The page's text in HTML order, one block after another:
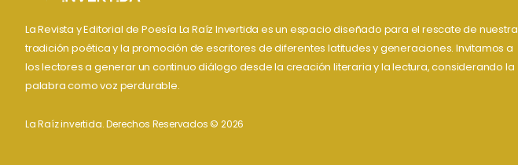
La Revista y Editorial de Poesía La Raíz Invertida es un espacio diseñado para el rescate de nuestra
tradición poética y la promoción de escritores de diferentes latitudes y generaciones. Invitamos a
los lectores a generar un continuo diálogo desde la creación literaria y la lectura, considerando la
palabra como voz perdurable.
La Raíz invertida. Derechos Reservados © 2026